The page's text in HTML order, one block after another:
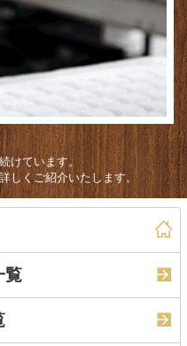
けています。
しくご紹介いたします。
覧